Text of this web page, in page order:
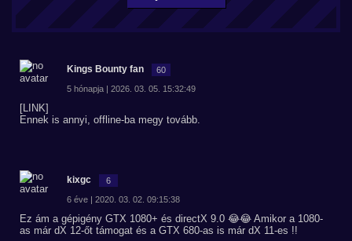
Kings Bounty fan 60
5 hónapja | 2026. 03. 05. 15:32:49
[LINK]
Ennek is annyi, offline-ba megy tovább.
kixgc 6
6 éve | 2020. 03. 02. 09:15:38
Ez ám a gépigény GTX 1080+ és directX 9.0 😂😂 Amikor a 1080-
as már dX 12-őt támogat és a GTX 680-as is már dX 11-es !!